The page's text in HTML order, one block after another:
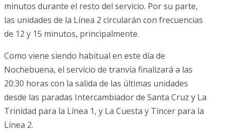
minutos durante el resto del servicio. Por su parte,
las unidades de la Línea 2 circularán con frecuencias
de 12 y 15 minutos, principalmente.
Como viene siendo habitual en este día de
Nochebuena, el servicio de tranvía finalizará a las
20:30 horas con la salida de las últimas unidades
desde las paradas Intercambiador de Santa Cruz y La
Trinidad para la Línea 1, y La Cuesta y Tíncer para la
Línea 2.